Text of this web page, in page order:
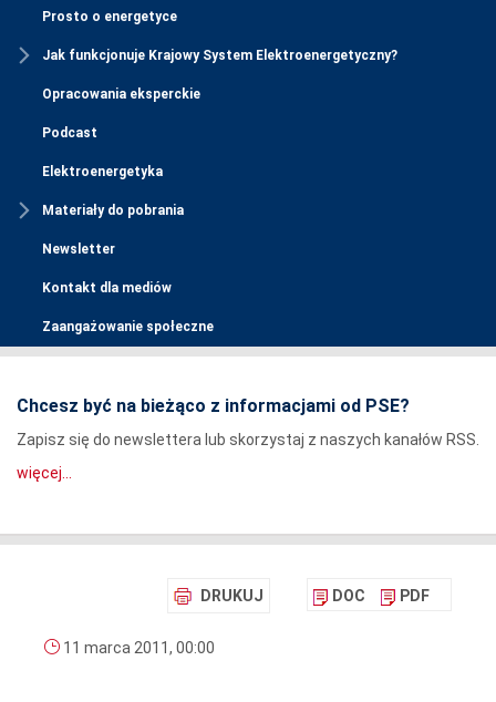
Prosto o energetyce
Jak funkcjonuje Krajowy System Elektroenergetyczny?
Opracowania eksperckie
Podcast
Elektroenergetyka
Materiały do pobrania
Newsletter
Kontakt dla mediów
Zaangażowanie społeczne
Chcesz być na bieżąco z informacjami od PSE?
Zapisz się do newslettera lub skorzystaj z naszych kanałów RSS.
więcej...
DRUKUJ DOC PDF
11 marca 2011, 00:00